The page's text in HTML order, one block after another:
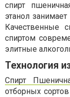
спирт
этанол
Качественные
спиртом
элитные
Технология
Спирт
отборных